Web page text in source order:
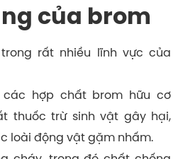
của brom
rất nhiều lĩnh vực của
các hợp chất brom hữu cơ
thuốc trừ sinh vật gây hại,
loài động vật gặm nhấm.